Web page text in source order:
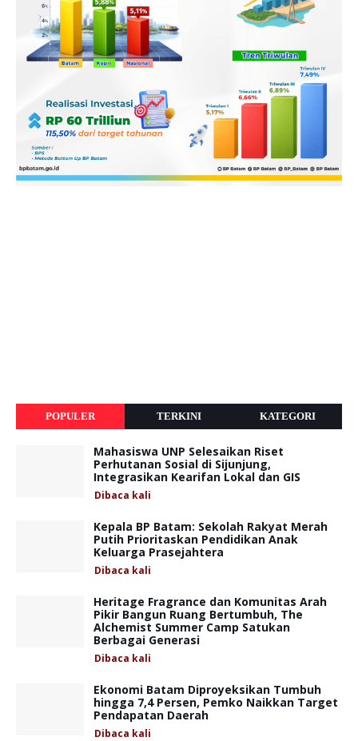
POPULER TERKINI KATEGORI
Mahasiswa UNP Selesaikan Riset
Perhutanan Sosial di Sijunjung,
Integrasikan Kearifan Lokal dan GIS
Dibaca kali
Kepala BP Batam: Sekolah Rakyat Merah
Putih Prioritaskan Pendidikan Anak
Keluarga Prasejahtera
Dibaca kali
Heritage Fragrance dan Komunitas Arah
Pikir Bangun Ruang Bertumbuh, The
Alchemist Summer Camp Satukan
Berbagai Generasi
Dibaca kali
Ekonomi Batam Diproyeksikan Tumbuh
hingga 7,4 Persen, Pemko Naikkan Target
Pendapatan Daerah
Dibaca kali